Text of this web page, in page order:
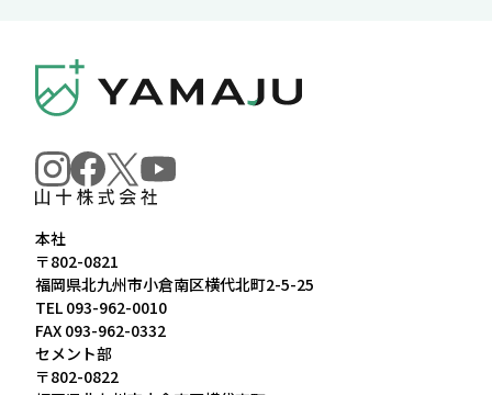
本社
〒802-0821
福岡県北九州市小倉南区横代北町2-5-25
TEL 093-962-0010
FAX 093-962-0332
セメント部
〒802-0822